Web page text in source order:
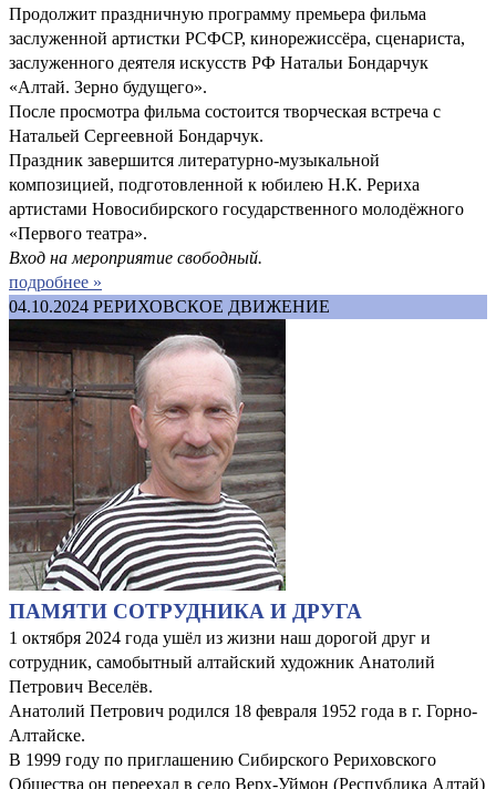
Продолжит праздничную программу премьера фильма
заслуженной артистки РСФСР, кинорежиссёра, сценариста,
заслуженного деятеля искусств РФ Натальи Бондарчук
«Алтай. Зерно будущего».
После просмотра фильма состоится творческая встреча с
Натальей Сергеевной Бондарчук.
Праздник завершится литературно-музыкальной
композицией, подготовленной к юбилею Н.К. Рериха
артистами Новосибирского государственного молодёжного
«Первого театра».
Вход на мероприятие свободный.
подробнее »
04.10.2024 РЕРИХОВСКОЕ ДВИЖЕНИЕ
ПАМЯТИ СОТРУДНИКА И ДРУГА
1 октября 2024 года ушёл из жизни наш дорогой друг и
сотрудник, самобытный алтайский художник Анатолий
Петрович Веселёв.
Анатолий Петрович родился 18 февраля 1952 года в г. Горно-
Алтайске.
В 1999 году по приглашению Сибирского Рериховского
Общества он переехал в село Верх-Уймон (Республика Алтай)